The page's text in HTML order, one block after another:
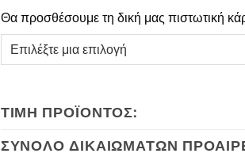
Θα προσθέσουμε τη δική μας πιστωτική
ΤΙΜΉ ΠΡΟΪΌΝΤΟΣ:
ΣΎΝΟΛΟ ΔΙΚΑΙΩΜΆΤΩΝ